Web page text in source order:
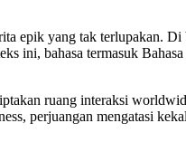
epik yang tak terlupakan.
ini, bahasa termasuk Bahasa
ruang interaksi
perjuangan mengatasi